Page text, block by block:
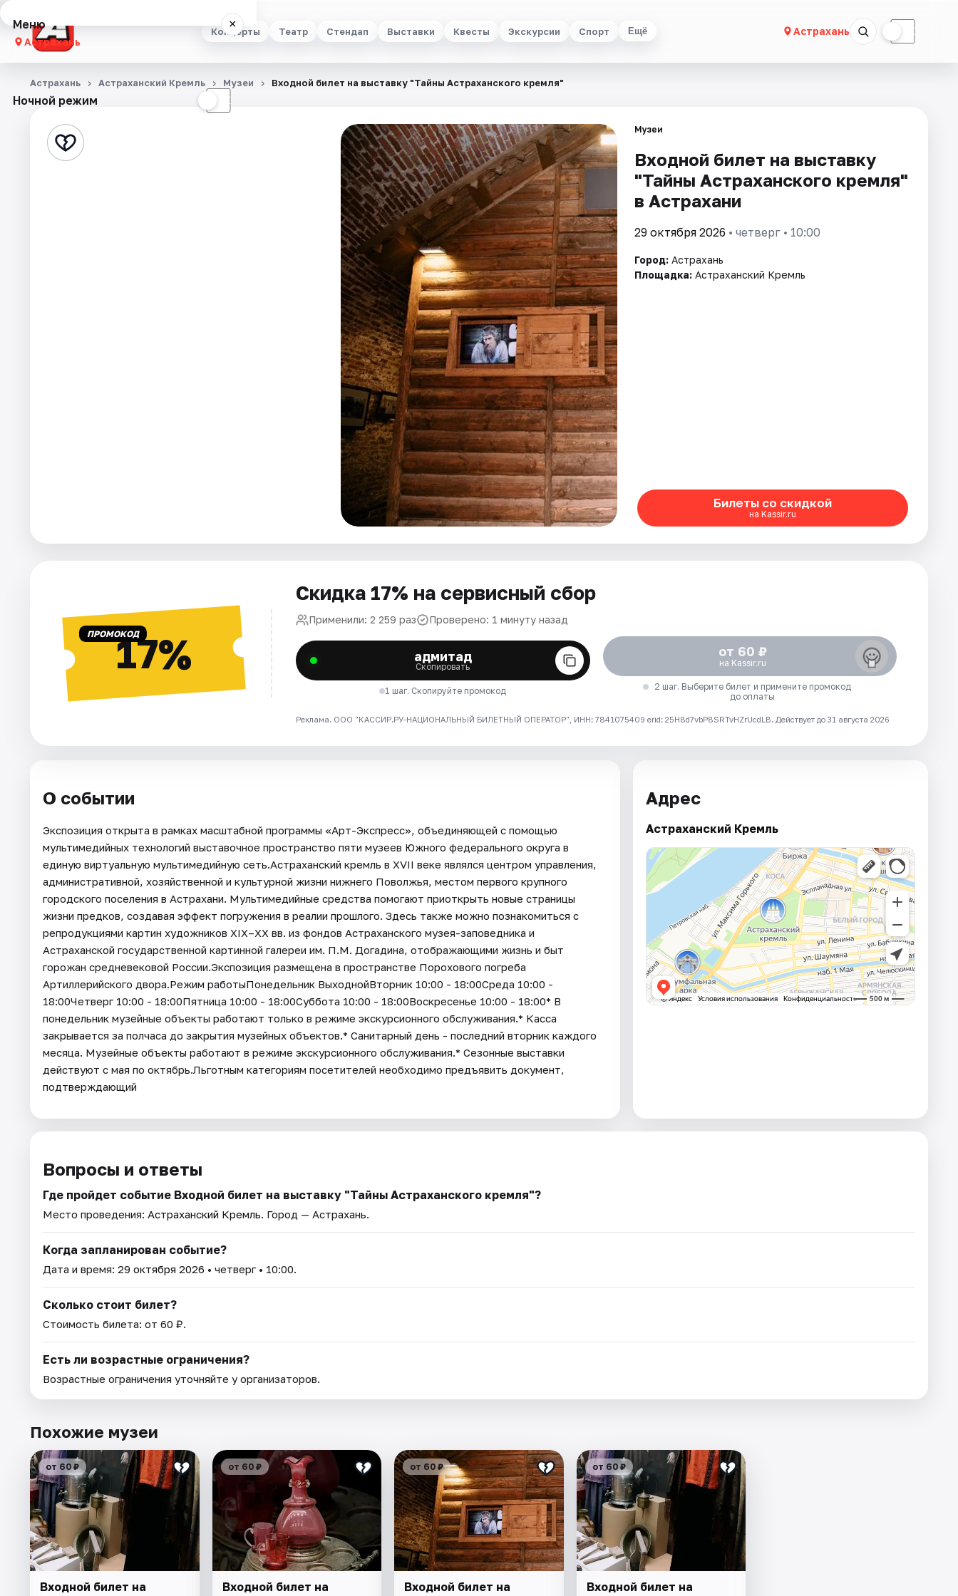
Концерты Театр Стендап Выставки Квесты Экскурсии Спорт Ещё Астрахань ☾
Меню ×
Астрахань
Концерты
Стендап
Ночной режим ☾
Астрахань Астраханский Кремль Музеи Входной билет на выставку "Тайны Астраханского кремля"
Музеи
Входной билет на выставку
"Тайны Астраханского кремля"
в Астрахани
29 октября 2026 • четверг • 10:00
Город: Астрахань
Площадка: Астраханский Кремль
Билеты со скидкой
на Kassir.ru
ПРОМОКОД17%
Скидка 17% на сервисный сбор
Применили: 2 259 раз Проверено: 1 минуту назад
адмитад
Скопировать
1 шаг. Скопируйте промокод
от 60 ₽
на Kassir.ru
2 шаг. Выберите билет и примените промокод
до оплаты
Реклама. ООО "КАССИР.РУ-НАЦИОНАЛЬНЫЙ БИЛЕТНЫЙ ОПЕРАТОР", ИНН: 7841075409 erid: 25H8d7vbP8SRTvHZrUcdLB. Действует до 31 августа 2026
О событии
Экспозиция открыта в рамках масштабной программы «Арт-Экспресс», объединяющей с помощью
мультимедийных технологий выставочное пространство пяти музеев Южного федерального округа в
единую виртуальную мультимедийную сеть.Астраханский кремль в XVII веке являлся центром управления,
административной, хозяйственной и культурной жизни нижнего Поволжья, местом первого крупного
городского поселения в Астрахани. Мультимедийные средства помогают приоткрыть новые страницы
жизни предков, создавая эффект погружения в реалии прошлого. Здесь также можно познакомиться с
репродукциями картин художников XIX–XX вв. из фондов Астраханского музея-заповедника и
Астраханской государственной картинной галереи им. П.М. Догадина, отображающими жизнь и быт
горожан средневековой России.Экспозиция размещена в пространстве Порохового погреба
Артиллерийского двора.Режим работыПонедельник ВыходнойВторник 10:00 - 18:00Среда 10:00 -
18:00Четверг 10:00 - 18:00Пятница 10:00 - 18:00Суббота 10:00 - 18:00Воскресенье 10:00 - 18:00* В
понедельник музейные объекты работают только в режиме экскурсионного обслуживания.* Касса
закрывается за полчаса до закрытия музейных объектов.* Санитарный день - последний вторник каждого
месяца. Музейные объекты работают в режиме экскурсионного обслуживания.* Cезонные выставки
действуют с мая по октябрь.Льготным категориям посетителей необходимо предъявить документ,
подтверждающий
Адрес
Астраханский Кремль
Вопросы и ответы
Где пройдет событие Входной билет на выставку "Тайны Астраханского кремля"?
Место проведения: Астраханский Кремль. Город — Астрахань.
Когда запланирован событие?
Дата и время: 29 октября 2026 • четверг • 10:00.
Сколько стоит билет?
Стоимость билета: от 60 ₽.
Есть ли возрастные ограничения?
Возрастные ограничения уточняйте у организаторов.
Похожие музеи
от 60 ₽
Входной билет на
от 60 ₽
Входной билет на
от 60 ₽
Входной билет на
от 60 ₽
Входной билет на